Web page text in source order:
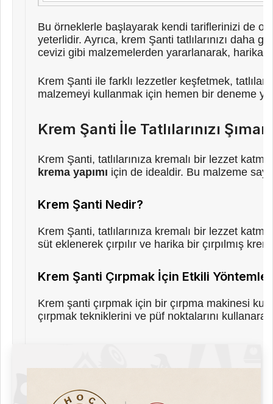
Bu örneklerle başlayarak kendi tariflerinizi de
yeterlidir. Ayrıca, krem Şanti tatlılarınızı daha
cevizi gibi malzemelerden yararlanarak, harika
Krem Şanti ile farklı lezzetler keşfetmek,
malzemeyi kullanmak için hemen bir deneme
Krem Şanti İle Tatlılarınızı
Krem Şanti, tatlılarınıza kremalı bir lezzet
krema yapımı için de idealdir. Bu malzeme
Krem Şanti Nedir?
Krem Şanti, tatlılarınıza kremalı bir lezzet
süt eklenerek çırpılır ve harika bir çırpılmış
Krem Şanti Çırpmak İçin Etkili Yöntemler
Krem şanti çırpmak için bir çırpma makinesi
çırpmak tekniklerini ve püf noktalarını
Krema çırpmak için püf noktalarını unutmayın.